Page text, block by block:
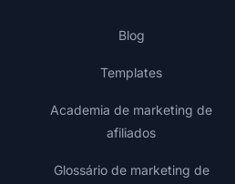
Blog
Templates
Academia de marketing de
afiliados
Glossário de marketing de